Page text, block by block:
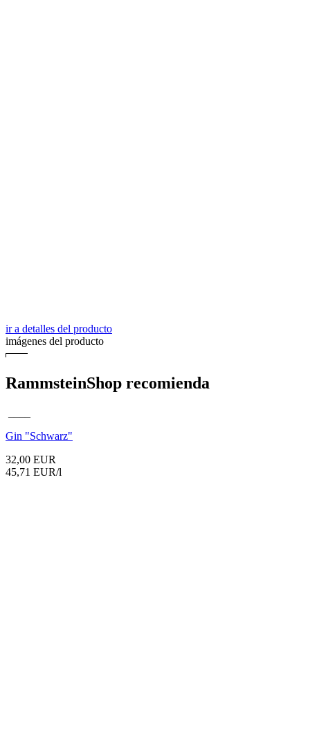
ir a detalles del producto
imágenes del producto
RammsteinShop recomienda
Gin "Schwarz"
32,00 EUR
45,71 EUR/l